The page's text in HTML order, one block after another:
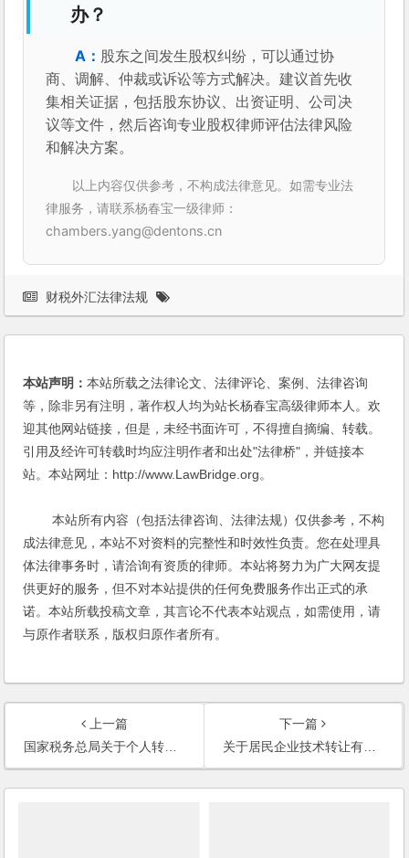
办？
股东之间发生股权纠纷，可以通过协
商、调解、仲裁或诉讼等方式解决。建议首先收
集相关证据，包括股东协议、出资证明、公司决
议等文件，然后咨询专业股权律师评估法律风险
和解决方案。
以上内容仅供参考，不构成法律意见。如需专业法
律服务，请联系杨春宝一级律师：
chambers.yang@dentons.cn
财税外汇法律法规
本站声明：本站所载之法律论文、法律评论、案例、法律咨询
等，除非另有注明，著作权人均为站长杨春宝高级律师本人。欢
迎其他网站链接，但是，未经书面许可，不得擅自摘编、转载。
引用及经许可转载时均应注明作者和出处"法律桥"，并链接本
站。本站网址：http://www.LawBridge.org。
本站所有内容（包括法律咨询、法律法规）仅供参考，不构
成法律意见，本站不对资料的完整性和时效性负责。您在处理具
体法律事务时，请洽询有资质的律师。本站将努力为广大网友提
供更好的服务，但不对本站提供的任何免费服务作出正式的承
诺。本站所载投稿文章，其言论不代表本站观点，如需使用，请
与原作者联系，版权归原作者所有。
上一篇
国家税务总局关于个人转租房屋取得收入征收个人所得税问题的通知
下一篇
关于居民企业技术转让有关企业所得税政策问题的通知